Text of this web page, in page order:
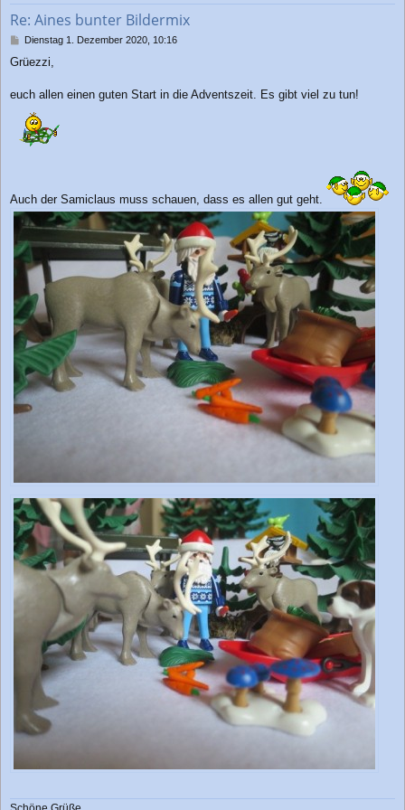
Re: Aines bunter Bildermix
B
i
r
g
Dienstag 1. Dezember 2020, 10:16
Grüezzi,
euch allen einen guten Start in die Adventszeit. Es gibt viel zu tun!
Auch der Samiclaus muss schauen, dass es allen gut geht.